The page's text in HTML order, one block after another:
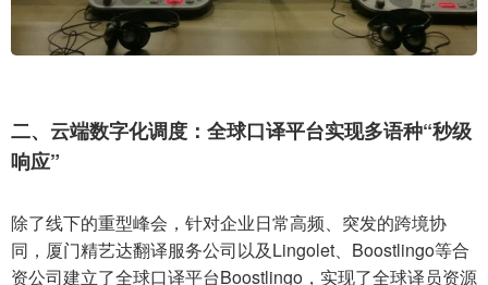
二、云端数字化调度：全球口译平台实现多语种“秒级
响应”
除了线下的重型峰会，针对企业日常高频、突发的跨境协
同，厦门精艺达翻译服务公司以及Lingolet、Boostlingo等合
资公司建立了全球口译平台Boostlingo，实现了全球译员资源